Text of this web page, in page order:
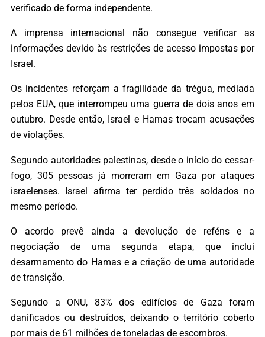
verificado de forma independente.
A imprensa internacional não consegue verificar as
informações devido às restrições de acesso impostas por
Israel.
Os incidentes reforçam a fragilidade da trégua, mediada
pelos EUA, que interrompeu uma guerra de dois anos em
outubro. Desde então, Israel e Hamas trocam acusações
de violações.
Segundo autoridades palestinas, desde o início do cessar-
fogo, 305 pessoas já morreram em Gaza por ataques
israelenses. Israel afirma ter perdido três soldados no
mesmo período.
O acordo prevê ainda a devolução de reféns e a
negociação de uma segunda etapa, que inclui
desarmamento do Hamas e a criação de uma autoridade
de transição.
Segundo a ONU, 83% dos edifícios de Gaza foram
danificados ou destruídos, deixando o território coberto
por mais de 61 milhões de toneladas de escombros.